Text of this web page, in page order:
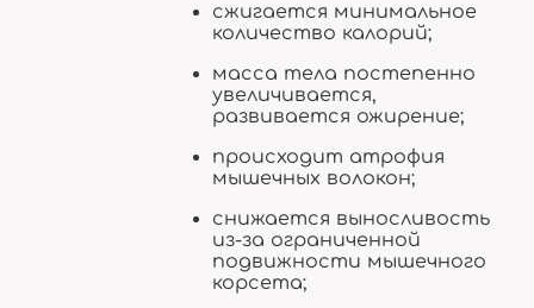
сжигается минимальное
количество калорий;
масса тела постепенно
увеличивается,
развивается ожирение;
происходит атрофия
мышечных волокон;
снижается выносливость
из-за ограниченной
подвижности мышечного
корсета;